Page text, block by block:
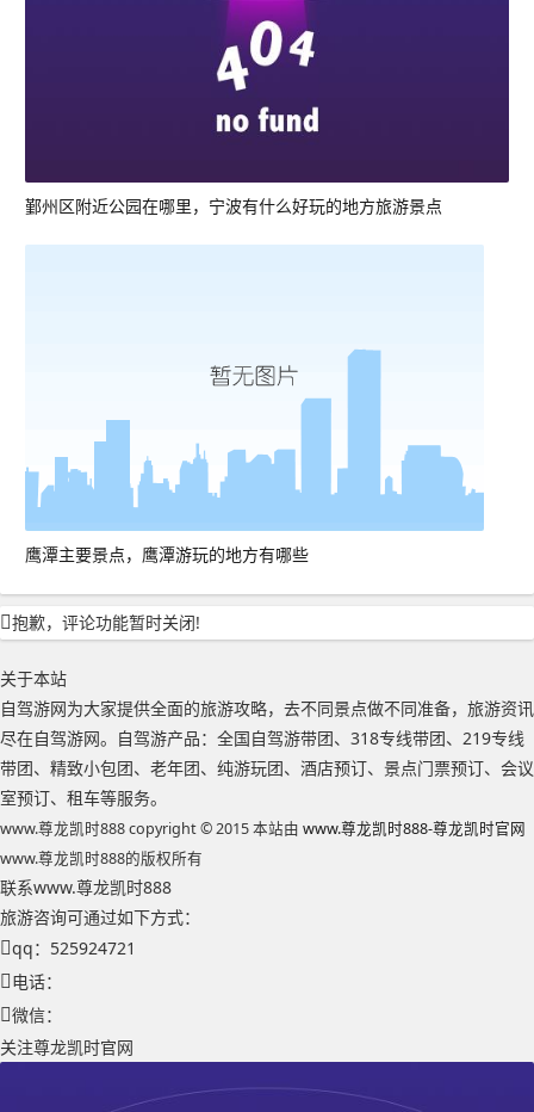
鄞州区附近公园在哪里，宁波有什么好玩的地方旅游景点
鹰潭主要景点，鹰潭游玩的地方有哪些
抱歉，评论功能暂时关闭!
关于本站
自驾游网为大家提供全面的旅游攻略，去不同景点做不同准备，旅游资讯
尽在自驾游网。自驾游产品：全国自驾游带团、318专线带团、219专线
带团、精致小包团、老年团、纯游玩团、酒店预订、景点门票预订、会议
室预订、租车等服务。
www.尊龙凯时888 copyright © 2015 本站由 www.尊龙凯时888-尊龙凯时官网
www.尊龙凯时888的版权所有
联系www.尊龙凯时888
旅游咨询可通过如下方式：
qq：525924721
电话：
微信：
关注尊龙凯时官网